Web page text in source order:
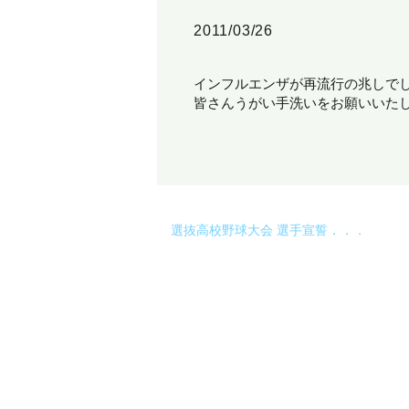
2011/03/26
インフルエンザが再流行の兆しで
皆さんうがい手洗いをお願いいた
選抜高校野球大会 選手宣誓．．．